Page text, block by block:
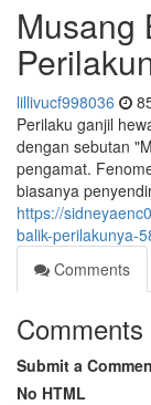
Musang
lillivucf998036
Perilaku ganjil
dengan sebutan
pengamat.
biasanya
https://
balik-perilakunya-
Comments
Comments
Submit a
No HTML